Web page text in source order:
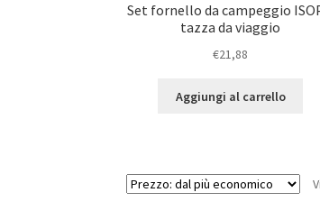
Set fornello da campeggio
tazza da viaggio
€21,88
Aggiungi al carrello